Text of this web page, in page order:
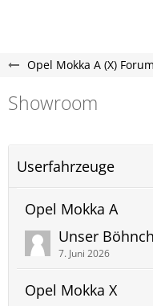
Showroom
Userfahrzeuge
Opel Mokka A
Unser
7. Juni 2026
Opel Mokka X